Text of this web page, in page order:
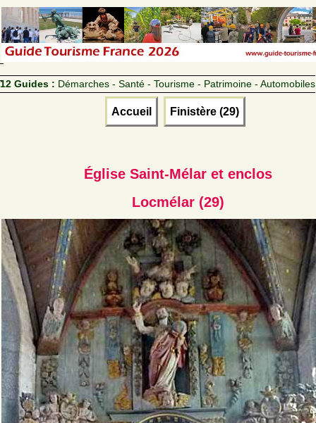
12 Guides : Démarches - Santé - Tourisme - Patrimoine - Automobiles
Accueil Finistère (29)
Église Saint-Mélar et enclos
Locmélar (29)